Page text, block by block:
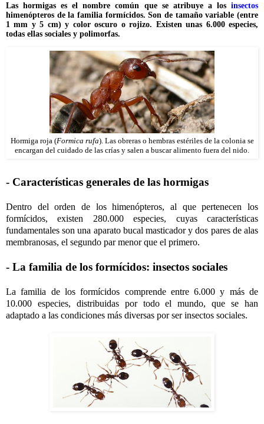
Las hormigas es el nombre común que se atribuye a los insectos
himenópteros de la familia formícidos. Son de tamaño variable (entre
1 mm y 5 cm) y color oscuro o rojizo. Existen unas 6.000 especies,
todas ellas sociales y polimorfas.
Hormiga roja (Formica rufa). Las obreras o hembras estériles de la colonia se
encargan del cuidado de las crías y salen a buscar alimento fuera del nido.
- Características generales de las hormigas
Dentro del orden de los himenópteros, al que pertenecen los
formícidos, existen 280.000 especies, cuyas características
fundamentales son una aparato bucal masticador y dos pares de alas
membranosas, el segundo par menor que el primero.
- La familia de los formícidos: insectos sociales
La familia de los formícidos comprende entre 6.000 y más de
10.000 especies, distribuidas por todo el mundo, que se han
adaptado a las condiciones más diversas por ser insectos sociales.